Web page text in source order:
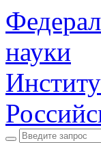
науки